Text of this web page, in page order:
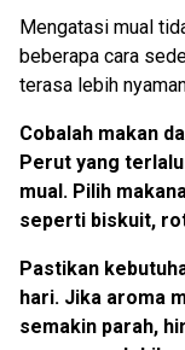
Mengatasi mual
beberapa cara
terasa lebih
Cobalah makan
Perut yang
mual. Pilih
seperti biskuit,
Pastikan
hari. Jika aroma
semakin parah,